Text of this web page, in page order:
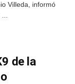
Villeda, informó
de la